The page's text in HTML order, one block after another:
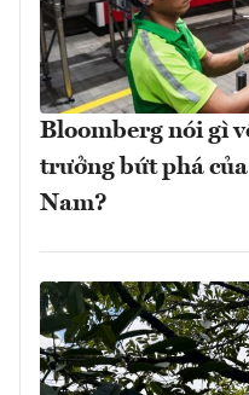
Bloomberg nói gì
trưởng bứt phá
Nam?